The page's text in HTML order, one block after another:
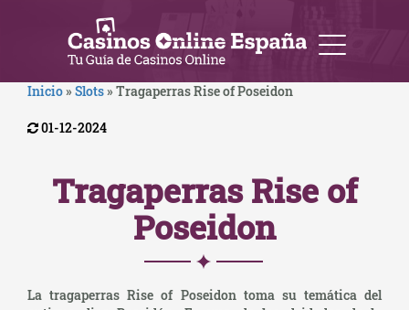
Inicio» Slots» Tragaperras Rise of Poseidon
01-12-2024
Tragaperras Rise of
Poseidon
La tragaperras Rise of Poseidon toma su temática del